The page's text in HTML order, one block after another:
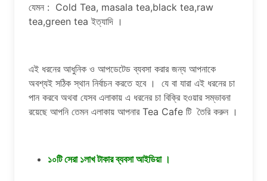
যেমন : Cold Tea, masala tea,black tea,raw
tea,green tea ইত্যাদি ।
এই ধরনের আধুনিক ও আপডেটেড ব্যবসা করার জন্য আপনাকে
অবশ্যই সঠিক স্থান নির্বাচন করতে হবে । যে বা যারা এই ধরনের চা
পান করবে অথবা যেসব এলাকায় এ ধরনের চা বিক্রি হওয়ার সম্ভাবনা
রয়েছে আপনি তেমন এলাকায় আপনার Tea Cafe টি তৈরি করুন ।
১০টি সেরা ১লাখ টাকার ব্যবসা আইডিয়া ।